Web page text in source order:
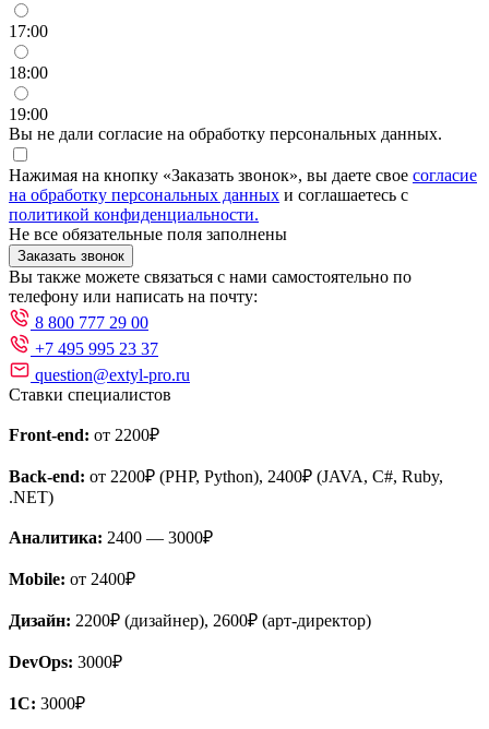
17:00
18:00
19:00
Вы не дали согласие на обработку персональных данных.
Нажимая на кнопку «Заказать звонок», вы даете свое согласие
на обработку персональных данных и соглашаетесь с
политикой конфиденциальности.
Не все обязательные поля заполнены
Заказать звонок
Вы также можете связаться с нами самостоятельно по
телефону или написать на почту:
8 800 777 29 00
+7 495 995 23 37
question@extyl-pro.ru
Ставки специалистов
Front-end: от 2200₽
Back-end: от 2200₽ (PHP, Python), 2400₽ (JAVA, C#, Ruby,
.NET)
Аналитика: 2400 — 3000₽
Mobile: от 2400₽
Дизайн: 2200₽ (дизайнер), 2600₽ (арт-директор)
DevOps: 3000₽
1С: 3000₽